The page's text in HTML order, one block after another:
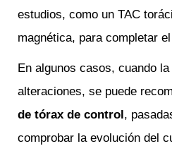
estudios, como un TAC
magnética, para completar
En algunos casos, cuando
alteraciones, se puede
de tórax de control ,
comprobar la evolución del